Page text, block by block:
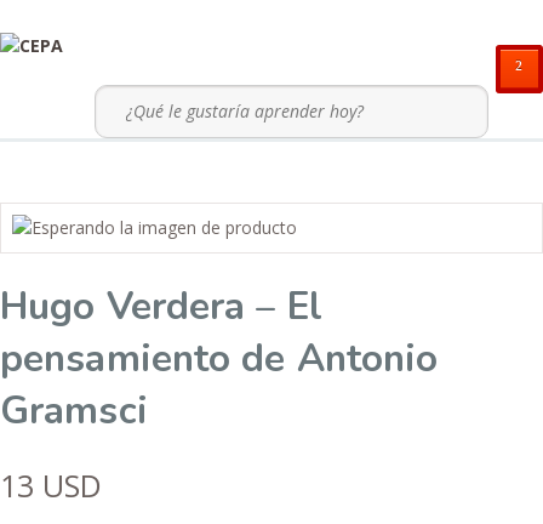
²
Hugo Verdera – El
pensamiento de Antonio
Gramsci
13 USD